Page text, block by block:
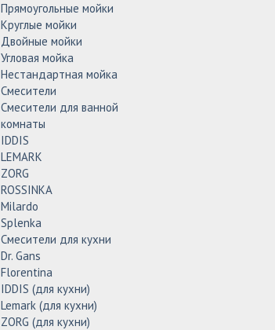
Прямоугольные мойки
Круглые мойки
Двойные мойки
Угловая мойка
Нестандартная мойка
Смесители
Смесители для ванной
комнаты
IDDIS
LEMARK
ZORG
ROSSINKA
Milardo
Splenka
Смесители для кухни
Dr. Gans
Florentina
IDDIS (для кухни)
Lemark (для кухни)
ZORG (для кухни)